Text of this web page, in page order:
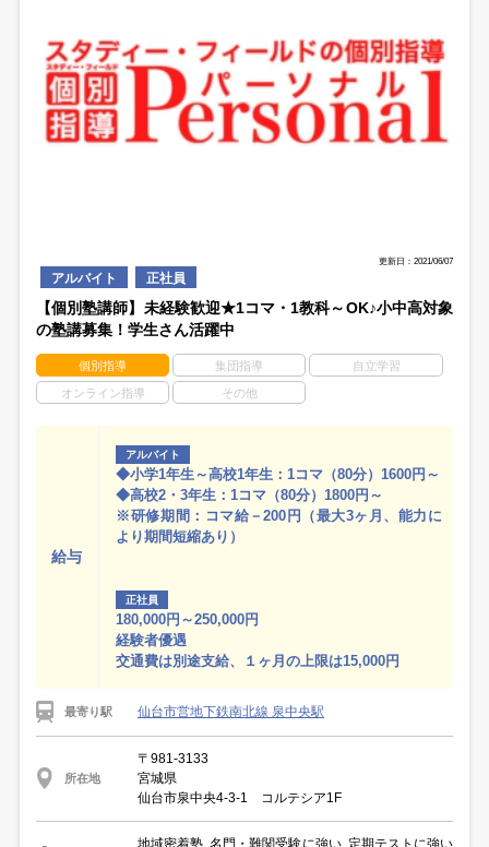
更新日：2021/06/07
アルバイト 正社員
【個別塾講師】未経験歓迎★1コマ・1教科～OK♪小中高対象
の塾講募集！学生さん活躍中
個別指導 集団指導 自立学習
オンライン指導 その他
給与
アルバイト
◆小学1年生～高校1年生：1コマ（80分）1600円～
◆高校2・3年生：1コマ（80分）1800円～
※研修期間：コマ給－200円（最大3ヶ月、能力に
より期間短縮あり）
正社員
180,000円～250,000円
経験者優遇
交通費は別途支給、１ヶ月の上限は15,000円
最寄り駅 仙台市営地下鉄南北線 泉中央駅
所在地
〒981-3133
宮城県
仙台市泉中央4-3-1 コルテシア1F
地域密着塾, 名門・難関受験に強い, 定期テストに強い